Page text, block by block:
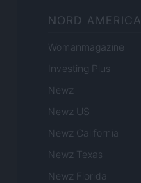
NORD AMERICA
Womanmagazine
Investing Plus
Newz
Newz US
Newz California
Newz Texas
Newz Florida